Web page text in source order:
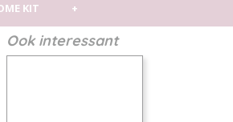
KIT +
Ook interessant